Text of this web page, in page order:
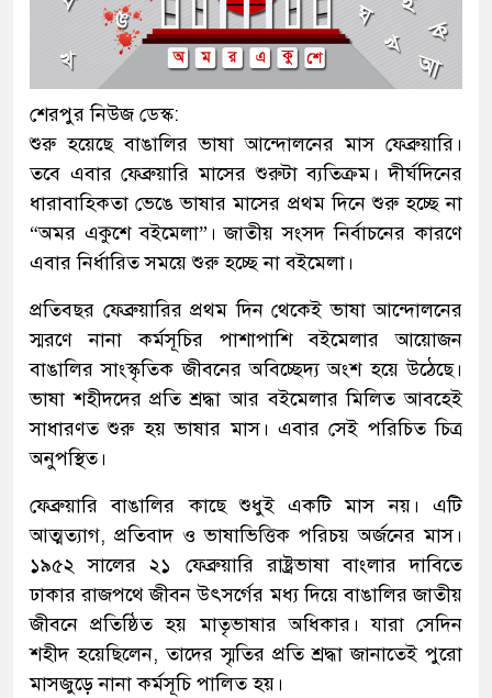
শেরপুর নিউজ ডেস্ক:
শুরু হয়েছে বাঙালির ভাষা আন্দোলনের মাস ফেব্রুয়ারি।
তবে এবার ফেব্রুয়ারি মাসের শুরুটা ব্যতিক্রম। দীর্ঘদিনের
ধারাবাহিকতা ভেঙে ভাষার মাসের প্রথম দিনে শুরু হচ্ছে না
“অমর একুশে বইমেলা”। জাতীয় সংসদ নির্বাচনের কারণে
এবার নির্ধারিত সময়ে শুরু হচ্ছে না বইমেলা।
প্রতিবছর ফেব্রুয়ারির প্রথম দিন থেকেই ভাষা আন্দোলনের
স্মরণে নানা কর্মসূচির পাশাপাশি বইমেলার আয়োজন
বাঙালির সাংস্কৃতিক জীবনের অবিচ্ছেদ্য অংশ হয়ে উঠেছে।
ভাষা শহীদদের প্রতি শ্রদ্ধা আর বইমেলার মিলিত আবহেই
সাধারণত শুরু হয় ভাষার মাস। এবার সেই পরিচিত চিত্র
অনুপস্থিত।
ফেব্রুয়ারি বাঙালির কাছে শুধুই একটি মাস নয়। এটি
আত্মত্যাগ, প্রতিবাদ ও ভাষাভিত্তিক পরিচয় অর্জনের মাস।
১৯৫২ সালের ২১ ফেব্রুয়ারি রাষ্ট্রভাষা বাংলার দাবিতে
ঢাকার রাজপথে জীবন উৎসর্গের মধ্য দিয়ে বাঙালির জাতীয়
জীবনে প্রতিষ্ঠিত হয় মাতৃভাষার অধিকার। যারা সেদিন
শহীদ হয়েছিলেন, তাদের স্মৃতির প্রতি শ্রদ্ধা জানাতেই পুরো
মাসজুড়ে নানা কর্মসূচি পালিত হয়।